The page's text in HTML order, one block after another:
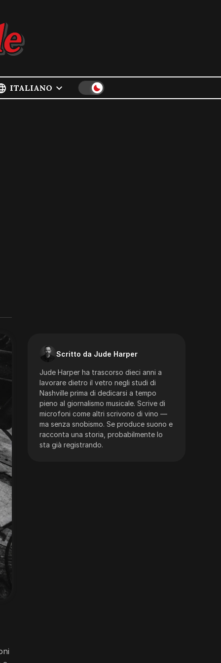
ITALIANO
Scritto da Jude Harper
Jude Harper ha trascorso dieci anni a
lavorare dietro il vetro negli studi di
Nashville prima di dedicarsi a tempo
pieno al giornalismo musicale. Scrive di
microfoni come altri scrivono di vino —
ma senza snobismo. Se produce suono e
racconta una storia, probabilmente lo
sta già registrando.